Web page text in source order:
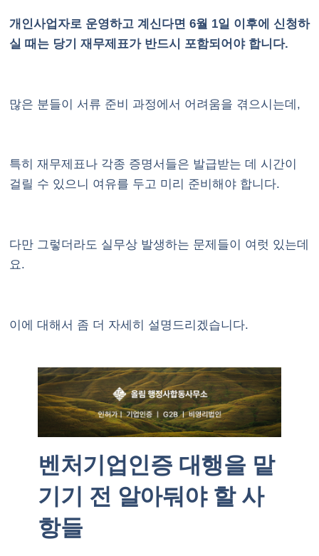
개인사업자로 운영하고 계신다면 6월 1일 이후에 신청하
실 때는 당기 재무제표가 반드시 포함되어야 합니다.
많은 분들이 서류 준비 과정에서 어려움을 겪으시는데,
특히 재무제표나 각종 증명서들은 발급받는 데 시간이
걸릴 수 있으니 여유를 두고 미리 준비해야 합니다.
다만 그렇더라도 실무상 발생하는 문제들이 여럿 있는데
요.
이에 대해서 좀 더 자세히 설명드리겠습니다.
벤처기업인증 대행을 맡
기기 전 알아둬야 할 사
항들